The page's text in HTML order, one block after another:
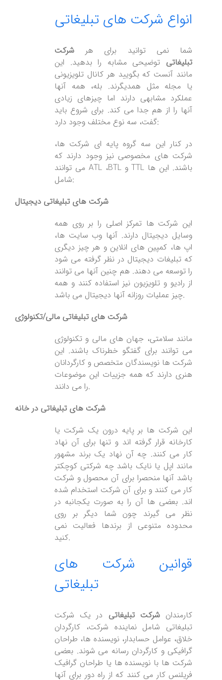
انواع شرکت های تبلیغاتی
شما نمی توانید برای هر شرکت
تبلیغاتی توضیحی مشابه را بدهید. این
مانند آنست که بگویید هر کانال تلویزیونی
یا مجله مثل همدیگرند. بله، همه آنها
عملکرد مشابهی دارند اما چیزهای زیادی
آنها را از هم جدا می کند. برای شروع باید
گفت، سه نوع مختلف وجود دارد:
در کنار این سه گروه پایه ای شرکت ها،
شرکت های مخصوصی نیز وجود دارند که
می توانند ATL ،BTL و TTL باشند. این ها
شامل:
شرکت های تبلیغاتی دیجیتال
این شرکت ها تمرکز اصلی را بر روی همه
وسایل دیجیتال دارند. آنها وب سایت ها،
اپ ها، کمپین های انلاین و هر چیز دیگری
که تبلیغات دیجیتال در نظر گرفته می شود
را توسعه می دهند. هم چنین آنها می توانند
از رادیو و تلویزیون نیز استفاده کنند و همه
چیز عملیات روزانه آنها دیجیتال می باشد.
شرکت های تبلیغاتی مالی/تکنولوژی
مانند سلامتی، جهان های مالی و تکنولوژی
می توانند برای گفتگو خطرناک باشند. این
شرکت ها نویسندگان متخصص و کارگردانان
هنری دارند که همه جزییات این موضوعات
را می دانند.
شرکت های تبلیغاتی در خانه
این شرکت ها بر پایه درون یک شرکت یا
کارخانه قرار گرفته اند و تنها برای آن نهاد
کار می کنند. چه آن نهاد یک برند مشهور
مانند اپل یا نایک باشد چه شرکتی کوچکتر
باشد آنها منحصرا برای آن محصول و شرکت
کار می کنند و برای آن شرکت استخدام شده
اند. بعضی ها آن را به صورت یکجانبه در
نظر می گیرند چون شما دیگر بر روی
محدوده متنوعی از برندها فعالیت نمی
کنید.
قوانین شرکت های
تبلیغاتی
کارمندانشرکت تبلیغاتی در یک شرکت
تبلیغاتی شامل نماینده شرکت، کارگردان
خلاق، عوامل حسابدار، نویسنده ها، طراحان
گرافیکی و کارگردان رسانه می شوند. بعضی
شرکت ها با نویسنده ها یا طراحان گرافیک
فریلنس کار می کنند که از راه دور برای آنها